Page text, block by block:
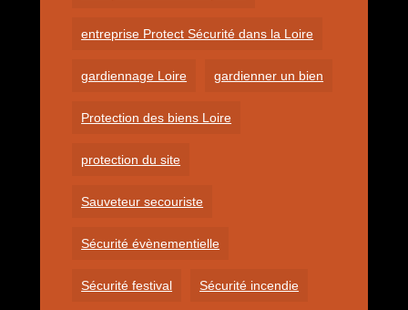
entreprise Protect Sécurité dans la Loire
gardiennage Loire gardienner un bien
Protection des biens Loire
protection du site
Sauveteur secouriste
Sécurité évènementielle
Sécurité festival Sécurité incendie